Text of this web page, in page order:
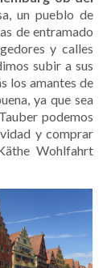
un pueblo de
de entramado
y calles
subir a sus
los amantes de
ya que sea
podemos
y comprar
Wohlfahrt